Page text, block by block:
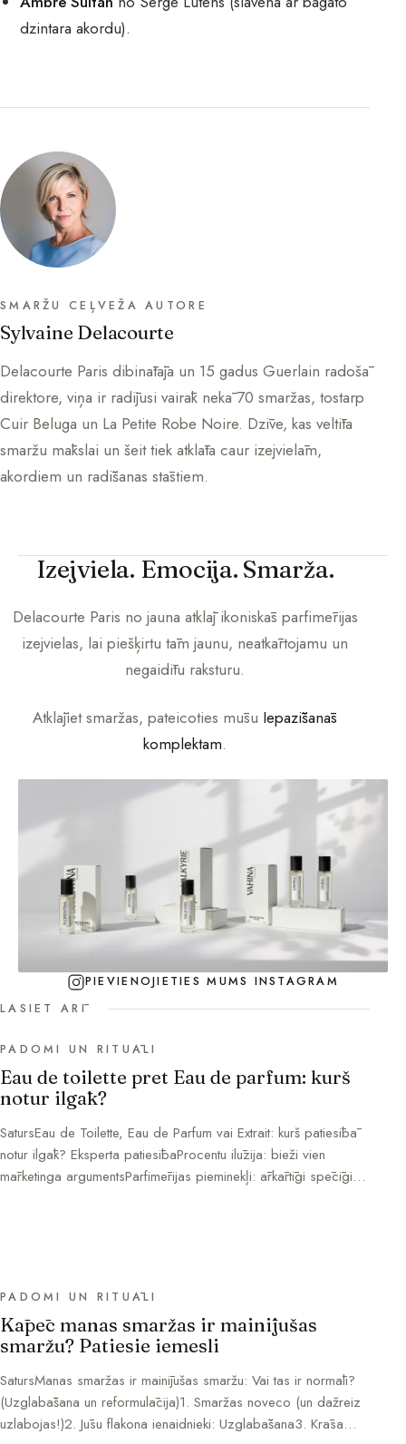
dzintara akordu).
SMARŽU CEĻVEŽA AUTORE
Sylvaine Delacourte
Delacourte Paris dibinātāja un 15 gadus Guerlain radošā
direktore, viņa ir radījusi vairāk nekā 70 smaržas, tostarp
Cuir Beluga un La Petite Robe Noire. Dzīve, kas veltīta
smaržu mākslai un šeit tiek atklāta caur izejvielām,
akordiem un radīšanas stāstiem.
Izejviela. Emocija. Smarža.
Delacourte Paris no jauna atklāj ikoniskās parfimērijas
izejvielas, lai piešķirtu tām jaunu, neatkārtojamu un
negaidītu raksturu.
Atklājiet smaržas, pateicoties mūsu Iepazīšanās
komplektam.
PIEVIENOJIETIES MUMS INSTAGRAM
LASIET ARĪ
PADOMI UN RITUĀLI
Eau de toilette pret Eau de parfum: kurš
notur ilgāk?
SatursEau de Toilette, Eau de Parfum vai Extrait: kurš patiesībā
notur ilgāk? Eksperta patiesībaProcentu ilūzija: bieži vien
mārketinga argumentsParfimērijas pieminekļi: ārkārtīgi spēcīgi…
PADOMI UN RITUĀLI
Kāpēc manas smaržas ir mainījušas
smaržu? Patiesie iemesli
SatursManas smaržas ir mainījušas smaržu: Vai tas ir normāli?
(Uzglabāšana un reformulācija)1. Smaržas noveco (un dažreiz
uzlabojas!)2. Jūsu flakona ienaidnieki: Uzglabāšana3. Krāsa…